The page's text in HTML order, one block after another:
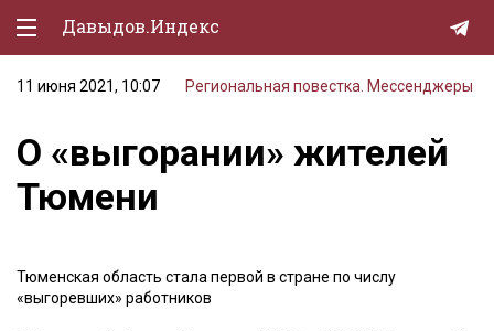
Давыдов.Индекс
Политическая жизнь
Экономика
Природа
Спорт
11 июня 2021, 10:07 Региональная повестка. Мессенджеры
О «выгорании» жителей
Тюмени
Тюменская область стала первой в стране по числу
«выгоревших» работников